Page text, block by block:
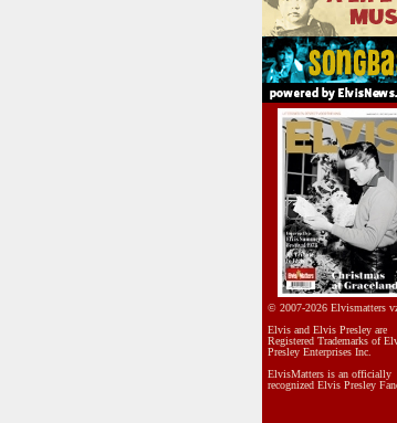
© 2007-2026 Elvismatters
Elvis and Elvis Presley are
Registered Trademarks of
Presley Enterprises Inc.
ElvisMatters is an officially
recognized Elvis Presley